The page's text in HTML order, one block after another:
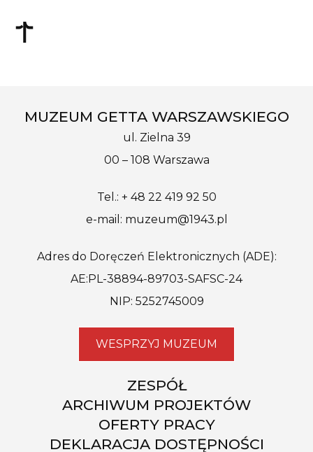
MUZEUM GETTA WARSZAWSKIEGO
ul. Zielna 39
00 – 108 Warszawa
Tel.: + 48 22 419 92 50
e-mail: muzeum@1943.pl
Adres do Doręczeń Elektronicznych (ADE):
AE:PL-38894-89703-SAFSC-24
NIP: 5252745009
WESPRZYJ MUZEUM
ZESPÓŁ
ARCHIWUM PROJEKTÓW
OFERTY PRACY
DEKLARACJA DOSTĘPNOŚCI